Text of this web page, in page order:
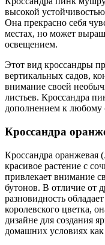
высокой
Она прекрасно себя
местах, но может
освещением.
Этот вид кроссандры
вертикальных садов,
внимание своей
листьев. Кроссандра
дополнением к любому
Кроссандра
Кроссандра оранжевая
красивое растение с
привлекает внимание
бутонов. В отличие от
разновидность
королевского цветка,
дизайне для создания
домашних условиях